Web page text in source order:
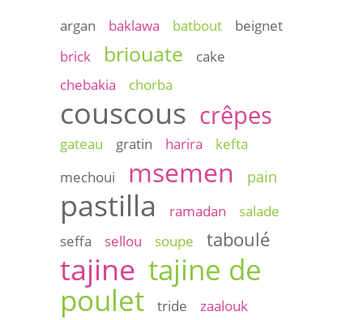
argan baklawa batbout
beignet
brick
briouate
cake
chebakia
chorba
couscous crêpes
gateau gratin harira
kefta
mechoui
msemen pain
pastilla ramadan
salade
seffa
sellou soupe taboulé
tajine tajine de
poulet
tride
zaalouk